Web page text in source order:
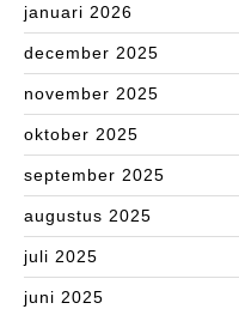
januari 2026
december 2025
november 2025
oktober 2025
september 2025
augustus 2025
juli 2025
juni 2025